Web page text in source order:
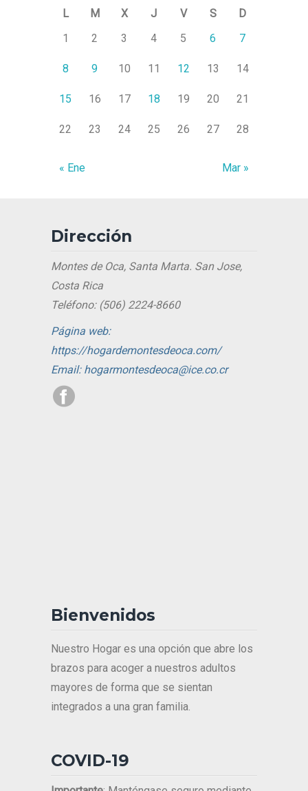
L M X J V S
D
1
2 3 4 5 6 7
8 9 10 11 12 13 14
15 16 17 18 19 20 21
22 23 24 25 26 27 28
« Ene Mar »
Dirección
Montes de Oca, Santa Marta. San Jose,
Costa Rica
Teléfono: (506) 2224-8660
Página web:
https://hogardemontesdeoca.com/
Email: hogarmontesdeoca@ice.co.cr
Bienvenidos
Nuestro Hogar es una opción que abre los
brazos para acoger a nuestros adultos
mayores de forma que se sientan
integrados a una gran familia.
COVID-19